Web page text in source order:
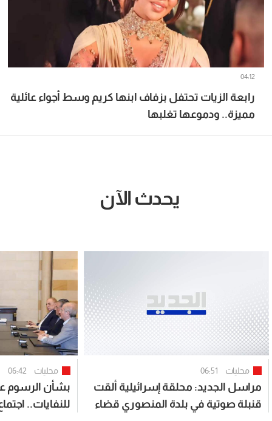
رابعة الزيات تحتفل بزفاف ابنها كريم وسط أجواء عائلية
مميزة.. ودموعها تغلبها
04:12
يحدث الآن
محليات 06:51
مراسل الجديد: محلقة إسرائيلية ألقت
قنبلة صوتية في بلدة المنصوري قضاء
محليات 06:42
بشأن الرسوم
للنفايات..